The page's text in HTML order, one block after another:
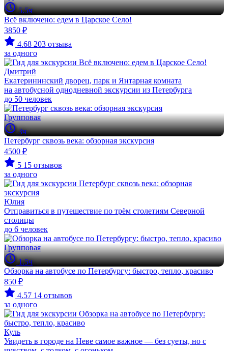
5.5ч
Всё включено: едем в Царское Село!
3850 ₽
4.68 203 отзыва
за одного
Дмитрий
Екатерининский дворец, парк и Янтарная комната
на автобусной однодневной экскурсии из Петербурга
до 50 человек
Групповая
3ч
Петербург сквозь века: обзорная экскурсия
4500 ₽
5 15 отзывов
за одного
Юлия
Отправиться в путешествие по трём столетиям Северной
столицы
до 6 человек
Групповая
1.5ч
Обзорка на автобусе по Петербургу: быстро, тепло, красиво
850 ₽
4.57 14 отзывов
за одного
Куль
Увидеть в городе на Неве самое важное — без суеты, но с